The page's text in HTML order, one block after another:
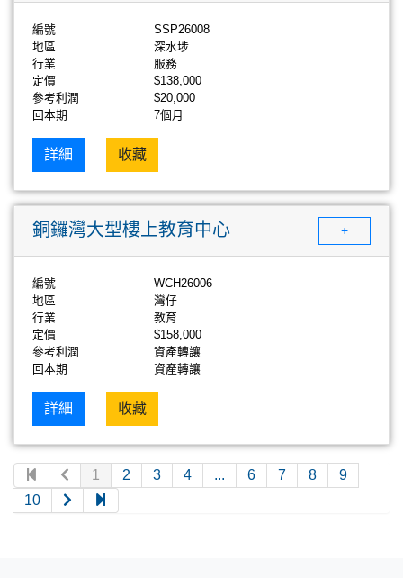
編號
SSP26008
地區
深水埗
行業
服務
定價
$138,000
參考利潤
$20,000
回本期
7個月
詳細 收藏
銅鑼灣大型樓上教育中心 +
編號
WCH26006
地區
灣仔
行業
教育
定價
$158,000
參考利潤
資產轉讓
回本期
資產轉讓
詳細 收藏
1 2 3 4 ... 6 7 8
9
10